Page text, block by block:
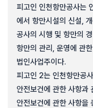
피고인 인천항만공사는
에서 항만시설의 신설,
공사의 시행 및 항만의
항만의 관리, 운영에 관
법인사업주이다.
피고인 2는 인천항만공
안전보건에 관한 사항과
안전보건에 관한 사항을